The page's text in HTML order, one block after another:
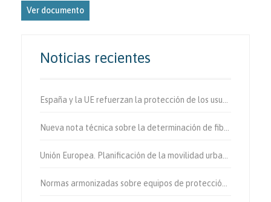
Ver documento
Noticias recientes